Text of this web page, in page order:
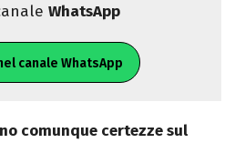
WhatsApp
canale WhatsApp
comunque certezze sul